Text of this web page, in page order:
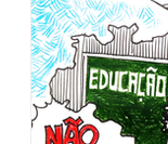
Lutas Populares